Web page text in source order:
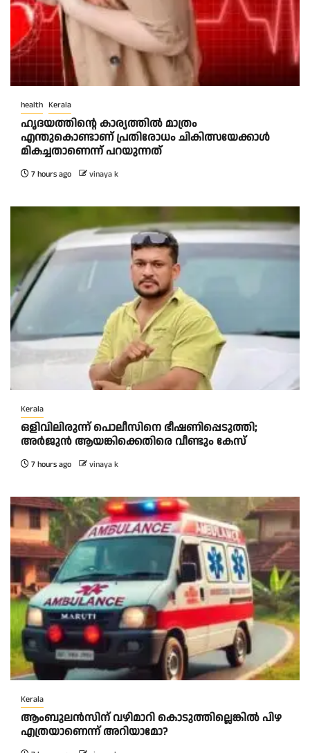
health Kerala
ഹൃദയത്തിന്റെ കാര്യത്തിൽ മാത്രം
എന്തുകൊണ്ടാണ് പ്രതിരോധം ചികിത്സയേക്കാൾ
മികച്ചതാണെന്ന് പറയുന്നത്
7 hours ago vinaya k
Kerala
ഒളിവിലിരുന്ന് പൊലീസിനെ ഭീഷണിപ്പെടുത്തി;
അർജുൻ ആയങ്കിക്കെതിരെ വീണ്ടും കേസ്
7 hours ago vinaya k
Kerala
ആംബുലന്‍സിന് വഴിമാറി കൊടുത്തില്ലെങ്കില്‍ പിഴ
എത്രയാണെന്ന് അറിയാമോ?